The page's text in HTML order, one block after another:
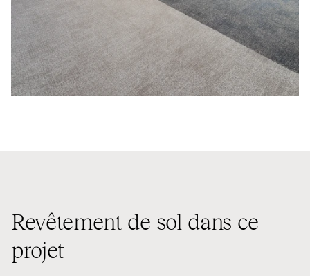
Revêtement de sol dans ce
projet